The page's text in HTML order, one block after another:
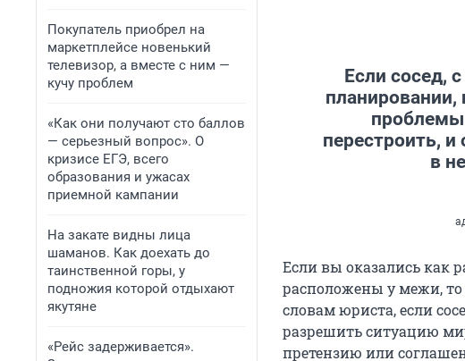
Покупатель приобрел на
маркетплейсе новенький
телевизор, а вместе с ним —
кучу проблем
«Как они получают сто баллов
— серьезный вопрос». О
кризисе ЕГЭ, всего
образования и ужасах
приемной кампании
На закате видны лица
шаманов. Как доехать до
таинственной горы, у
подножия которой отдыхают
якутяне
«Рейс задерживается».
Если сосед,
планировании,
проблемы
перестроить, и
в
Если вы оказались как
расположены у межи, то
словам юриста, если
разрешить ситуацию
претензию или